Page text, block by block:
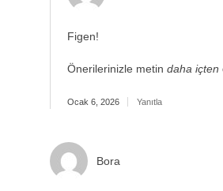
Figen!
Önerilerinizle metin daha içten
Ocak 6, 2026 Yanıtla
Bora